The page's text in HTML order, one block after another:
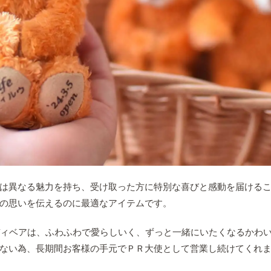
異なる魅力を持ち、受け取った方に特別な喜びと感動を届ける
いを伝えるのに最適なアイテムです。
ベアは、ふわふわで愛らしいく、ずっと一緒にいたくなるかわ
い為、長期間お客様の手元でＰＲ大使として営業し続けてくれ